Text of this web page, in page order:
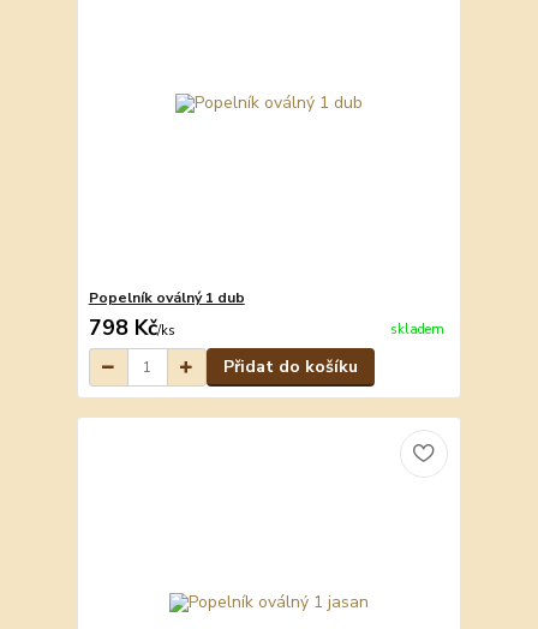
Popelník oválný 1 dub
798 Kč/ks skladem
Přidat do košíku